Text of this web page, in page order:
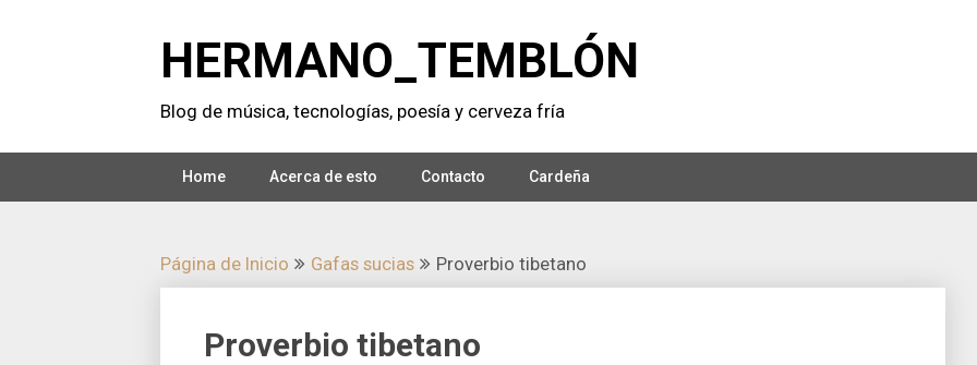
HERMANO_TEMBLÓN
Blog de música, tecnologí­as, poesí­a y cerveza frí­a
Home Acerca de esto Contacto Cardeña
Página de Inicio Gafas sucias Proverbio tibetano
Proverbio tibetano